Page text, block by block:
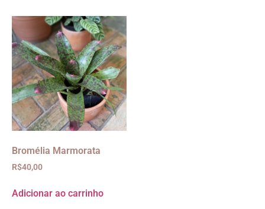
Bromélia Marmorata
R$40,00
Adicionar ao carrinho